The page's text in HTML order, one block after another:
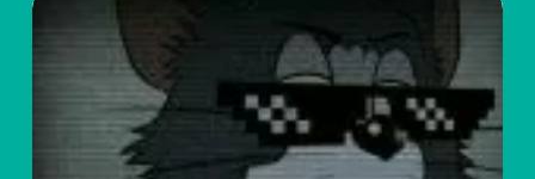
شاد
غم((
رایگان
))دانلود
کن